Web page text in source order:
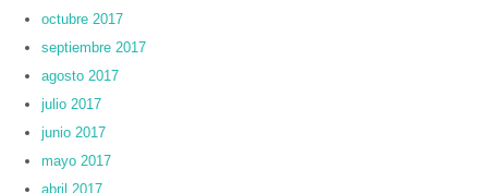
octubre 2017
septiembre 2017
agosto 2017
julio 2017
junio 2017
mayo 2017
abril 2017